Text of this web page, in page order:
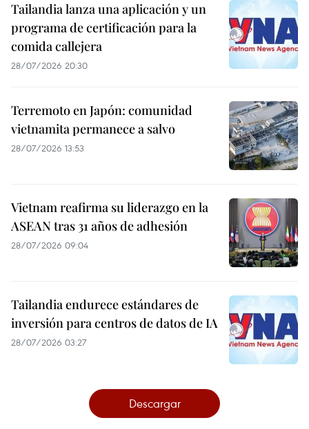
Tailandia lanza una aplicación y un
programa de certificación para la
comida callejera
28/07/2026 20:30
Terremoto en Japón: comunidad
vietnamita permanece a salvo
28/07/2026 13:53
Vietnam reafirma su liderazgo en la
ASEAN tras 31 años de adhesión
28/07/2026 09:04
Tailandia endurece estándares de
inversión para centros de datos de IA
28/07/2026 03:27
Descargar